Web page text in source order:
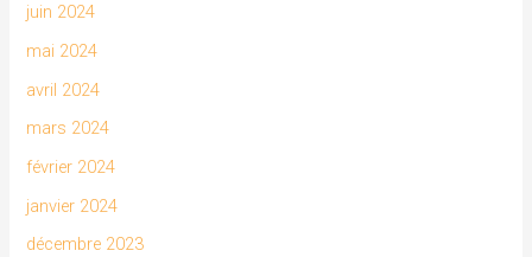
juin 2024
mai 2024
avril 2024
mars 2024
février 2024
janvier 2024
décembre 2023